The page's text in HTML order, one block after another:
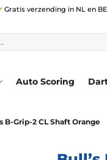
Gratis verzending in NL en
Auto Scoring
B-Grip-2 CL Shaft Orange